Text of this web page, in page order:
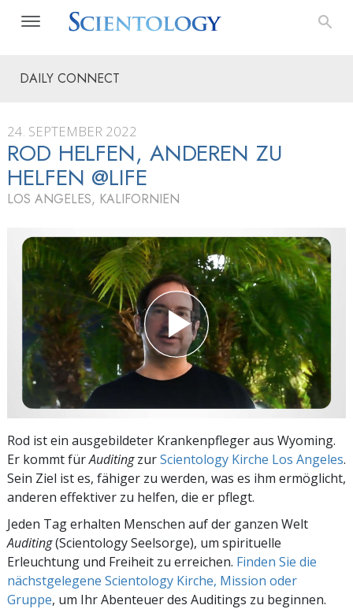
DAILY CONNECT
24. SEPTEMBER 2022
ROD HELFEN, ANDEREN ZU
HELFEN @LIFE
LOS ANGELES, KALIFORNIEN
Rod ist ein ausgebildeter Krankenpfleger aus Wyoming.
Er kommt fürAuditingzurScientology Kirche Los Angeles.
Sein Ziel ist es, fähiger zu werden, was es ihm ermöglicht,
anderen effektiver zu helfen, die er pflegt.
Jeden Tag erhalten Menschen auf der ganzen Welt
Auditing(Scientology Seelsorge), um spirituelle
Erleuchtung und Freiheit zu erreichen. Finden Sie die
nächstgelegene Scientology Kirche, Mission oder
Gruppe, um Ihr Abenteuer des Auditings zu beginnen.